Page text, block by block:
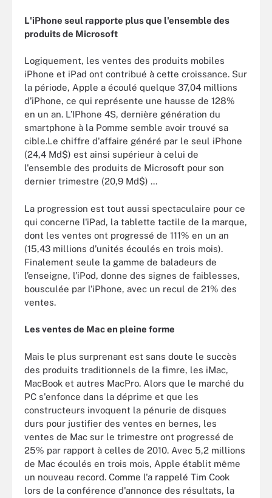
L'iPhone seul rapporte plus que l'ensemble des
produits de Microsoft
Logiquement, les ventes des produits mobiles
iPhone et iPad ont contribué à cette croissance. Sur
la période, Apple a écoulé quelque 37,04 millions
d’iPhone, ce qui représente une hausse de 128%
en un an. L’IPhone 4S, dernière génération du
smartphone à la Pomme semble avoir trouvé sa
cible.Le chiffre d'affaire généré par le seul iPhone
(24,4 Md$) est ainsi supérieur à celui de
l'ensemble des produits de Microsoft pour son
dernier trimestre (20,9 Md$) ...
La progression est tout aussi spectaculaire pour ce
qui concerne l'iPad, la tablette tactile de la marque,
dont les ventes ont progressé de 111% en un an
(15,43 millions d’unités écoulés en trois mois).
Finalement seule la gamme de baladeurs de
l’enseigne, l’iPod, donne des signes de faiblesses,
bousculée par l’iPhone, avec un recul de 21% des
ventes.
Les ventes de Mac en pleine forme
Mais le plus surprenant est sans doute le succès
des produits traditionnels de la fimre, les iMac,
MacBook et autres MacPro. Alors que le marché du
PC s'enfonce dans la déprime et que les
constructeurs invoquent la pénurie de disques
durs pour justifier des ventes en bernes, les
ventes de Mac sur le trimestre ont progressé de
25% par rapport à celles de 2010. Avec 5,2 millions
de Mac écoulés en trois mois, Apple établit même
un nouveau record. Comme l'a rappelé Tim Cook
lors de la conférence d'annonce des résultats, la